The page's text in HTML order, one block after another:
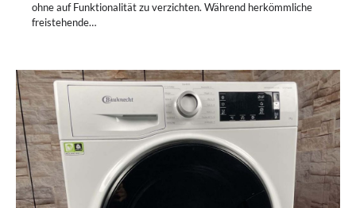
ohne auf Funktionalität zu verzichten. Während herkömmliche
freistehende…